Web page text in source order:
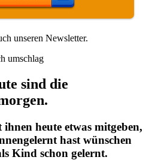
unseren Newsletter.
sind die
heute etwas mitgeben,
hast wünschen
Kind schon gelernt.